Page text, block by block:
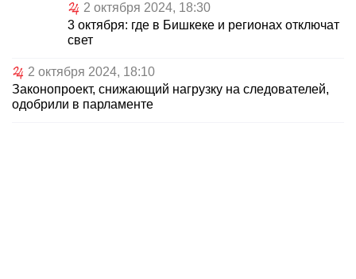
2 октября 2024, 18:30
3 октября: где в Бишкеке и регионах отключат
свет
2 октября 2024, 18:10
Законопроект, снижающий нагрузку на следователей,
одобрили в парламенте